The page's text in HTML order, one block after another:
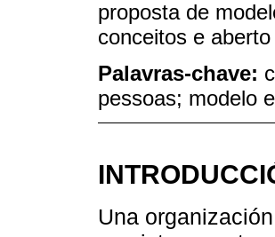
proposta de
conceitos e
Palavras-chave:
pessoas; modelo
Una